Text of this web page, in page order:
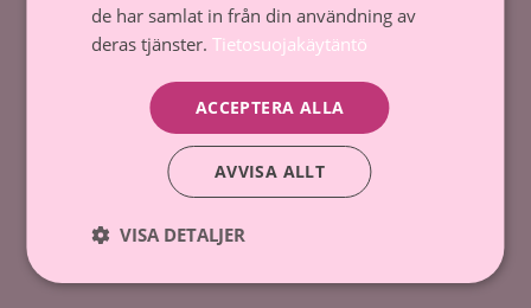
Donera
Gör en donation
de har samlat in från din användning av
deras tjänster. Tietosuojakäytäntö
ACCEPTERA ALLA
AVVISA ALLT
VISA DETALJER